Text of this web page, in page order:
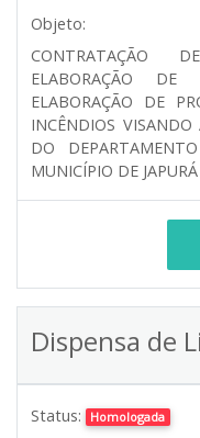
Objeto:
CONTRATAÇÃO
ELABORAÇÃO DE
ELABORAÇÃO DE
INCÊNDIOS VISANDO
DO
MUNICÍPIO DE
Dispensa de
Status: Homologada